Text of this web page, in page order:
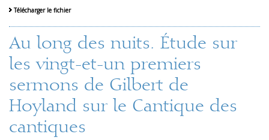
Télécharger le fichier
Au long des nuits. Étude sur
les vingt-et-un premiers
sermons de Gilbert de
Hoyland sur le Cantique des
cantiques